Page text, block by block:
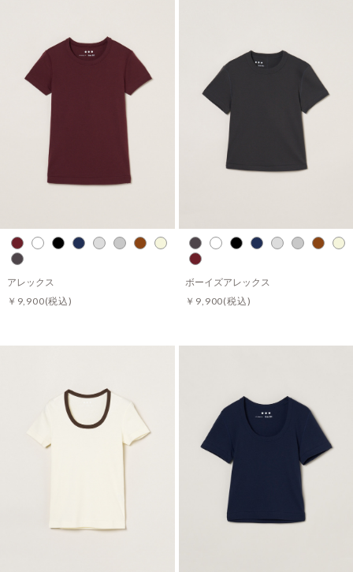
アレックス
￥9,900(税込)
ボーイズアレックス
￥9,900(税込)